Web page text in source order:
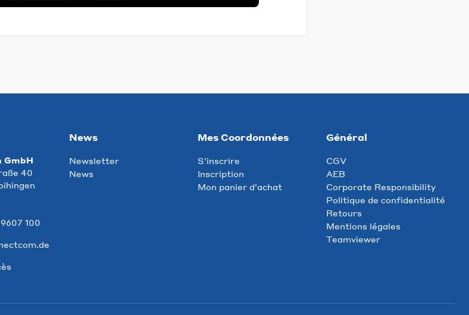
GmbH
40
100
News
Newsletter
News
Mes Coordonnées
S'inscrire
Inscription
Mon panier d'achat
Général
CGV
AEB
Corporate Responsibility
Politique de confidentialité
Retours
Mentions légales
Teamviewer